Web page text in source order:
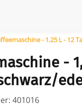
- 1,25 L - 12
-
401016